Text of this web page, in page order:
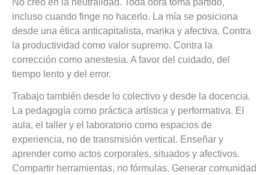
incluso cuando finge no hacerlo. La mía se posiciona
desde una ética anticapitalista, marika y afectiva. Contra
la productividad como valor supremo. Contra la
corrección como anestesia. A favor del cuidado, del
tiempo lento y del error.
Trabajo también desde lo colectivo y desde la docencia.
La pedagogía como práctica artística y performativa. El
aula, el taller y el laboratorio como espacios de
experiencia, no de transmisión vertical. Enseñar y
aprender como actos corporales, situados y afectivos.
Compartir herramientas, no fórmulas. Generar comunidad